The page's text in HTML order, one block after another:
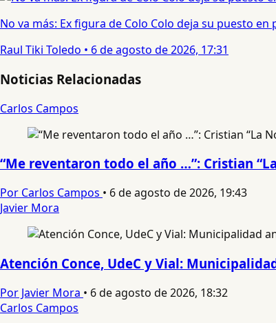
No va más: Ex figura de Colo Colo deja su puesto
Raul Tiki Toledo • 6 de agosto de 2026, 17:31
Noticias Relacionadas
Carlos Campos
“Me reventaron todo el año …”: Cristian
Por Carlos Campos • 6 de agosto de 2026, 19:43
Javier Mora
Atención Conce, UdeC y Vial:
Por Javier Mora • 6 de agosto de 2026, 18:32
Carlos Campos